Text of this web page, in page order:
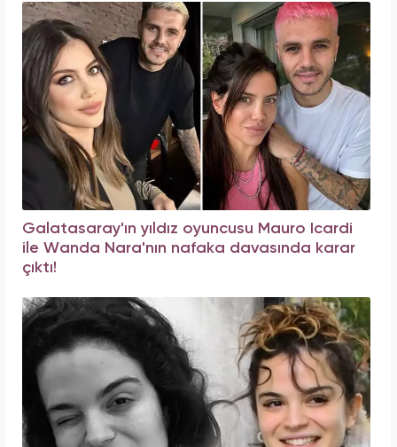
Galatasaray'ın yıldız oyuncusu Mauro Icardi
ile Wanda Nara'nın nafaka davasında karar
çıktı!